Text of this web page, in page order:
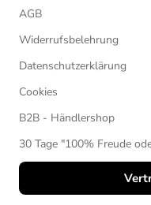
AGB
Widerrufsbelehrung
Datenschutzerklärung
Cookies
B2B - Händlershop
30 Tage "100% Freude